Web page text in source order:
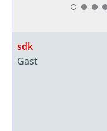
sdk
Gast